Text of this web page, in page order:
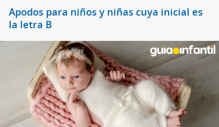
Apodos para niños y niñas cuya inicial es
la letra B